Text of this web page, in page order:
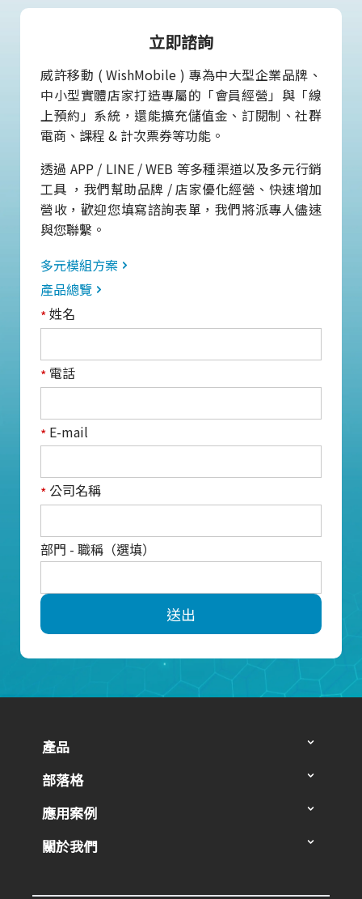
立即諮詢
威許移動 ( WishMobile ) 專為中大型企業品牌、
中小型實體店家打造專屬的「會員經營」與「線
上預約」系統，還能擴充儲值金、訂閱制、社群
電商、課程 & 計次票券等功能。
透過 APP / LINE / WEB 等多種渠道以及多元行銷
工具 ，我們幫助品牌 / 店家優化經營、快速增加
營收，歡迎您填寫諮詢表單，我們將派專人儘速
與您聯繫。
多元模組方案
產品總覽
*姓名
* 電話
* E-mail
* 公司名稱
部門 - 職稱（選填）
送出
產品
部落格
應用案例
關於我們